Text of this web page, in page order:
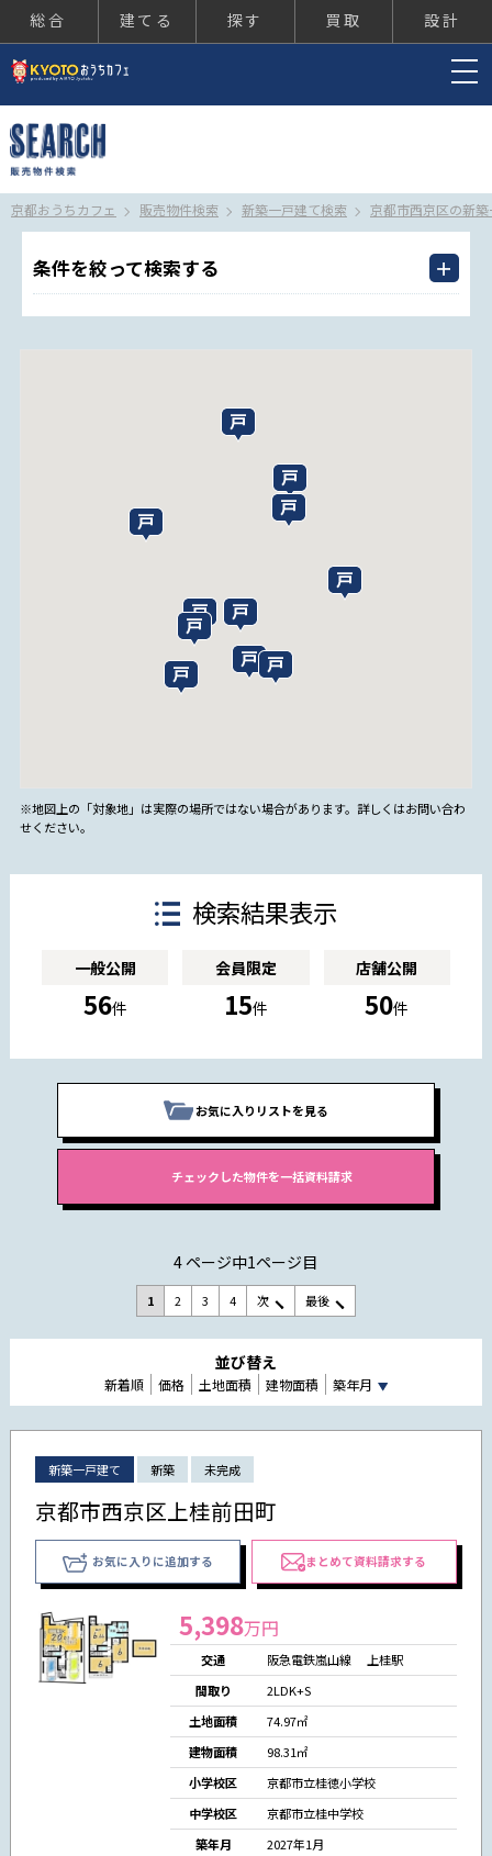
総合 建てる 探す 買取 設計
京都おうちカフェ 販売物件検索 新築一戸建て検索 京都市西京区の新
条件を絞って検索する
※地図上の「対象地」は実際の場所ではない場合があります。詳しくはお問い合わ
せください。
検索結果表示
一般公開
56件
会員限定
15件
店舗公開
50件
お気に入りリストを見る
4 ページ中1ページ目
1 2 3 4 次 最後
並び替え
新着順 価格 土地面積 建物面積 築年月
新築一戸建て 新築 未完成
京都市西京区上桂前田町
お気に入りに追加する まとめて資料請求する
5,398万円
交通
阪急電鉄嵐山線 上桂駅
間取り
2LDK+S
土地面積
74.97㎡
建物面積
98.31㎡
小学校区
京都市立桂徳小学校
中学校区
京都市立桂中学校
築年月
2027年1月